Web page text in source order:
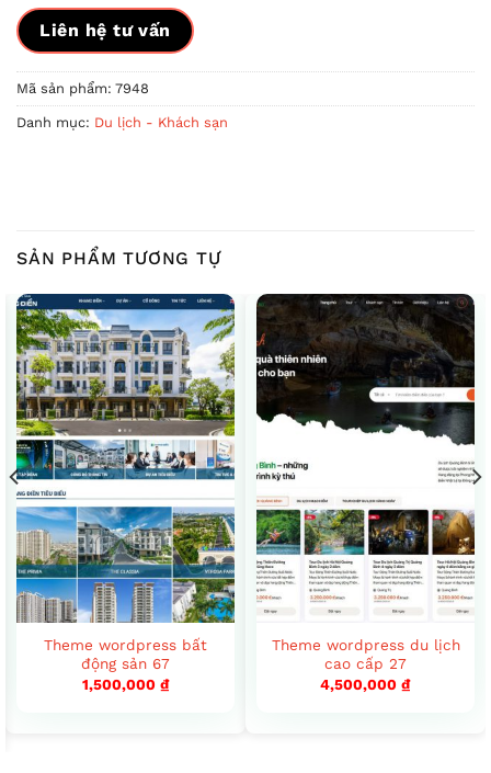
Liên hệ tư vấn
Mã sản phẩm: 7948
Danh mục: Du lịch - Khách sạn
SẢN PHẨM TƯƠNG TỰ
Theme wordpress bất
động sản 67
1,500,000 ₫
Theme wordpress du lịch
cao cấp 27
4,500,000 ₫